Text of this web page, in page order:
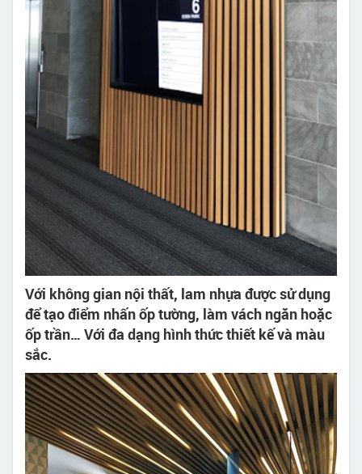
Với không gian nội thất, lam nhựa được sử dụng
để tạo điểm nhấn ốp tường, làm vách ngăn hoặc
ốp trần… Với đa dạng hình thức thiết kế và màu
sắc.